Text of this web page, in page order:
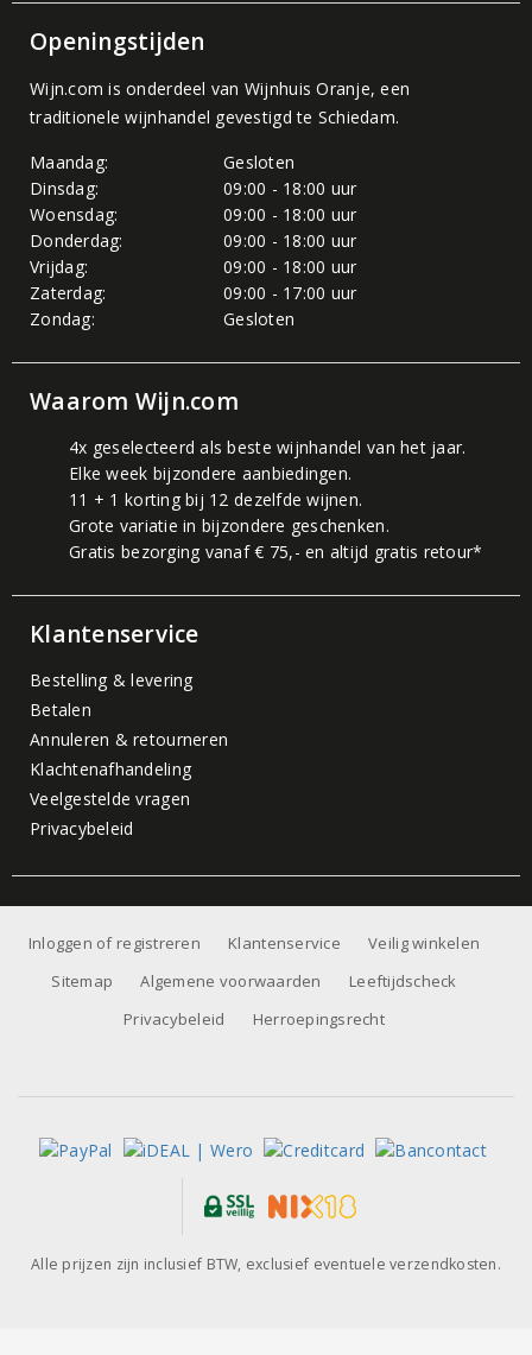
Openingstijden
Wijn.com is onderdeel van Wijnhuis Oranje, een
traditionele wijnhandel gevestigd te Schiedam.
Maandag:
Gesloten
Dinsdag:
09:00 - 18:00 uur
Woensdag:
09:00 - 18:00 uur
Donderdag:
09:00 - 18:00 uur
Vrijdag:
09:00 - 18:00 uur
Zaterdag:
09:00 - 17:00 uur
Zondag:
Gesloten
Waarom Wijn.com
4x geselecteerd als beste wijnhandel van het jaar.
Elke week bijzondere aanbiedingen.
11 + 1 korting bij 12 dezelfde wijnen.
Grote variatie in bijzondere geschenken.
Gratis bezorging vanaf € 75,- en altijd gratis retour*
Klantenservice
Bestelling & levering
Betalen
Annuleren & retourneren
Klachtenafhandeling
Veelgestelde vragen
Privacybeleid
Inloggen of registreren Klantenservice
Veilig winkelen
Sitemap
Algemene voorwaarden
Leeftijdscheck
Privacybeleid
Herroepingsrecht
Alle prijzen zijn inclusief BTW, exclusief eventuele verzendkosten.